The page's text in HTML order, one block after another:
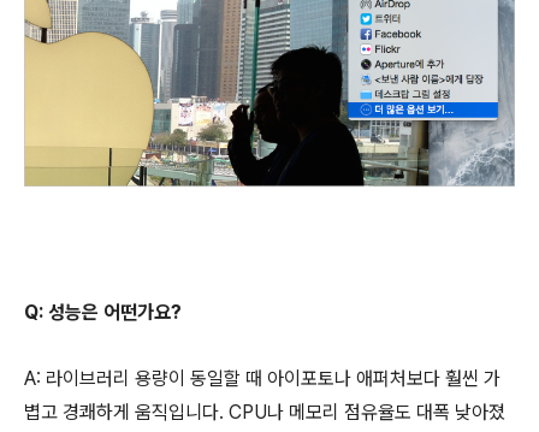
Q: 성능은 어떤가요?
A: 라이브러리 용량이 동일할 때 아이포토나 애퍼처보다 훨씬 가
볍고 경쾌하게 움직입니다. CPU나 메모리 점유율도 대폭 낮아졌